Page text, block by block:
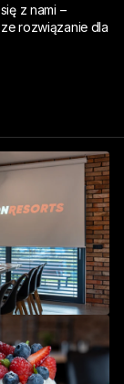
z nami –
rozwiązanie dla